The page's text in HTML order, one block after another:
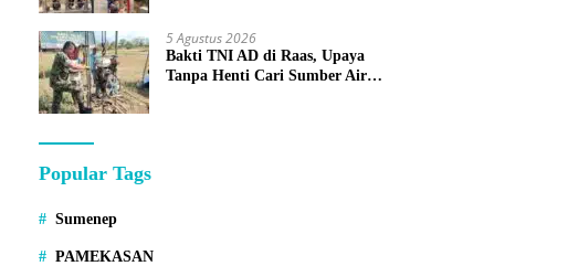
5 Agustus 2026
Bakti TNI AD di Raas, Upaya
Tanpa Henti Cari Sumber Air
Popular Tags
Sumenep
PAMEKASAN